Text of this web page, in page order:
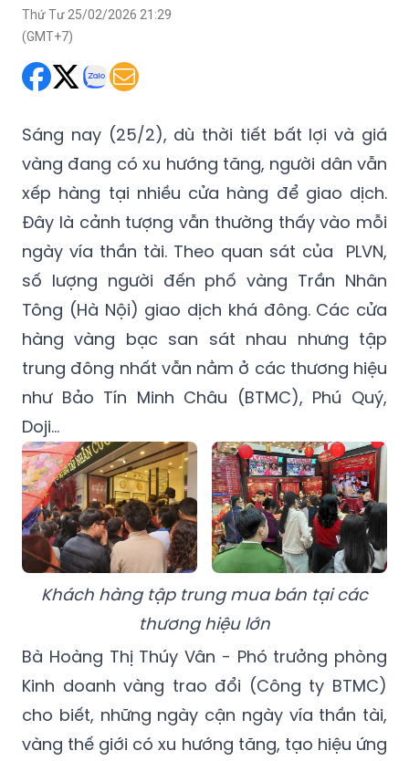
Thứ Tư 25/02/2026 21:29
(GMT+7)
Sáng nay (25/2), dù thời tiết bất lợi và giá
vàng đang có xu hướng tăng, người dân vẫn
xếp hàng tại nhiều cửa hàng để giao dịch.
Đây là cảnh tượng vẫn thường thấy vào mỗi
ngày vía thần tài. Theo quan sát của PLVN,
số lượng người đến phố vàng Trần Nhân
Tông (Hà Nội) giao dịch khá đông. Các cửa
hàng vàng bạc san sát nhau nhưng tập
trung đông nhất vẫn nằm ở các thương hiệu
như Bảo Tín Minh Châu (BTMC), Phú Quý,
Doji…
Khách hàng tập trung mua bán tại các
thương hiệu lớn
Bà Hoàng Thị Thúy Vân - Phó trưởng phòng
Kinh doanh vàng trao đổi (Công ty BTMC)
cho biết, những ngày cận ngày vía thần tài,
vàng thế giới có xu hướng tăng, tạo hiệu ứng